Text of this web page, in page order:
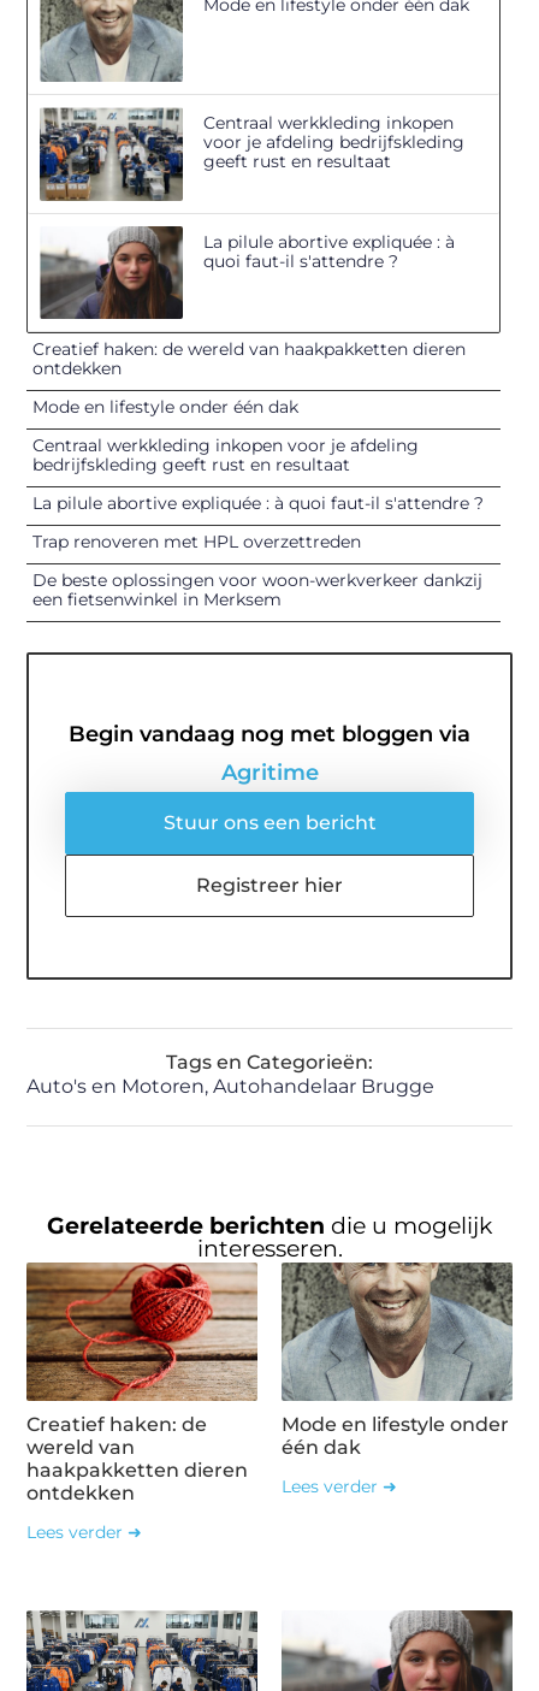
Mode en lifestyle onder één dak
Centraal werkkleding inkopen
voor je afdeling bedrijfskleding
geeft rust en resultaat
La pilule abortive expliquée : à
quoi faut-il s'attendre ?
Creatief haken: de wereld van haakpakketten dieren
ontdekken
Mode en lifestyle onder één dak
Centraal werkkleding inkopen voor je afdeling
bedrijfskleding geeft rust en resultaat
La pilule abortive expliquée : à quoi faut-il s'attendre ?
Trap renoveren met HPL overzettreden
De beste oplossingen voor woon-werkverkeer dankzij
een fietsenwinkel in Merksem
Begin vandaag nog met bloggen via
Agritime
Stuur ons een bericht
Registreer hier
Tags en Categorieën:
Auto's en Motoren,Autohandelaar Brugge
Gerelateerde berichten die u mogelijk
interesseren.
Creatief haken: de
wereld van
haakpakketten dieren
ontdekken
Lees verder ➜
Mode en lifestyle onder
één dak
Lees verder ➜